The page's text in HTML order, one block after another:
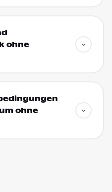
ohne
ohne